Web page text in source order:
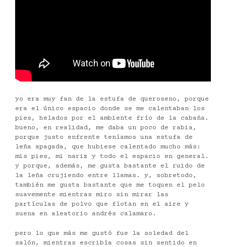
yo era muy fan de la estufa de queroseno, porque
era el único espacio donde se me calentaban los
pies, helados por el ambiente frío de la cabaña.
bueno, en realidad, me daba un poco de rabia,
porque justo enfrente teníamos una estufa de
leña apagada, que hubiese calentado mucho más:
mis pies, mi nariz y todo el espacio en general.
y porque, además, me gusta bastante el ruido de
la leña crujiendo entre llamas. y, sobretodo,
también me gusta bastante que me toquen el pelo
suavemente mientras miro sin mirar las
partículas de polvo que flotan en el aire y
suena en aleatorio andrés calamaro.
pero lo que más me gustó fue la soledad del
salón, mientras escribía cosas sin sentido en